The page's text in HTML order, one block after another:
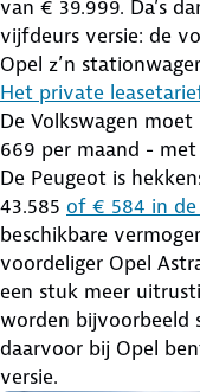
van € 39.999. Da’s
vijfdeurs versie: de
Opel z’n
Het private
De Volkswagen
669 per maand -
De Peugeot is
43.585 of € 584 in de
beschikbare
voordeliger Opel
een stuk meer
worden bijvoorbeeld
daarvoor bij Opel
versie.